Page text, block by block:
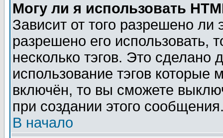
Могу ли я использовать
Зависит от того разрешено
разрешено его использовать,
несколько тэгов. Это сделано
использование тэгов
включён, то вы сможете
при создании этого
В начало